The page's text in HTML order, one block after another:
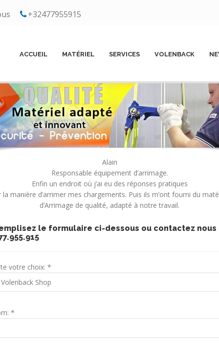
+32477955915
ACCUEIL MATÉRIEL SERVICES VOLENBACK
Alain
Responsable équipement d’arrimage.
Enfin un endroit où j’ai eu des réponses pratiques
la manière d’arrimer mes chargements. Puis ils m’ont fourni du
d’Arrimage de qualité, adapté à notre travail.
le formulaire ci-dessous ou contactez nous
votre choix: *
*